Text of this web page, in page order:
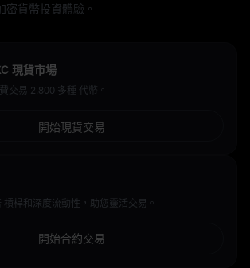
密貨幣投資體驗。
現貨市場
交易 2,800 多種 代幣。
開始現貨交易
槓桿和深度流動性，助您靈活交易。
開始合約交易